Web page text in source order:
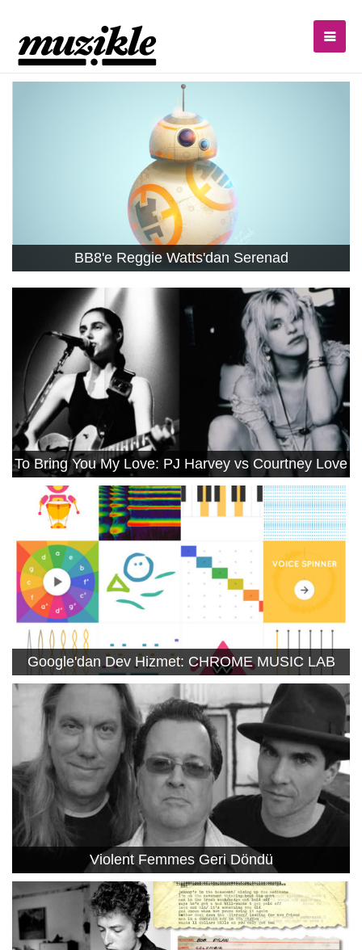
BB8'e Reggie Watts'dan Serenad
To Bring You My Love: PJ Harvey vs Courtney Love
Google'dan Dev Hizmet: CHROME MUSIC LAB
Violent Femmes Geri Döndü